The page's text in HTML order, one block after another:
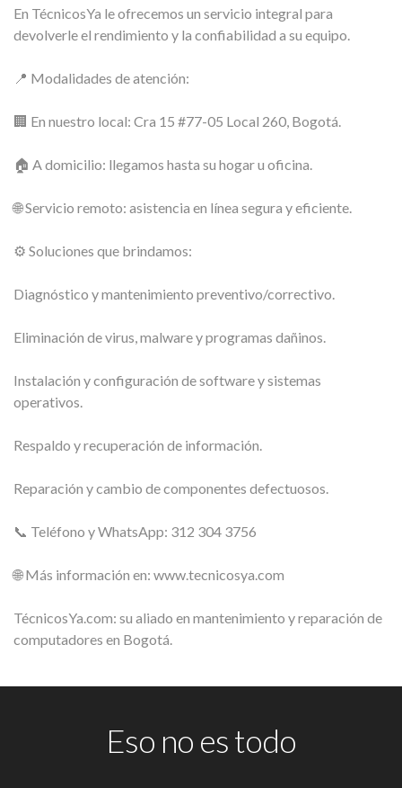
En TécnicosYa le ofrecemos un servicio integral para
devolverle el rendimiento y la confiabilidad a su equipo.
📍 Modalidades de atención:
🏢 En nuestro local: Cra 15 #77-05 Local 260, Bogotá.
🏠 A domicilio: llegamos hasta su hogar u oficina.
🌐 Servicio remoto: asistencia en línea segura y eficiente.
⚙️ Soluciones que brindamos:
Diagnóstico y mantenimiento preventivo/correctivo.
Eliminación de virus, malware y programas dañinos.
Instalación y configuración de software y sistemas
operativos.
Respaldo y recuperación de información.
Reparación y cambio de componentes defectuosos.
📞 Teléfono y WhatsApp: 312 304 3756
🌐 Más información en: www.tecnicosya.com
TécnicosYa.com: su aliado en mantenimiento y reparación de
computadores en Bogotá.
Eso no es todo